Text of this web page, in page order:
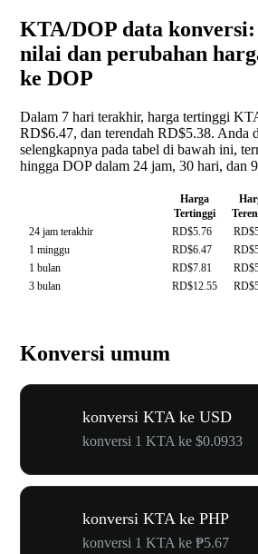
KTA/DOP data
nilai dan perubahan
ke DOP
Dalam 7 hari terakhir, harga tertinggi
RD$6.47, dan terendah RD$5.38. Anda
selengkapnya pada tabel di bawah ini,
hingga DOP dalam 24 jam, 30 hari, dan
Harga
Tertinggi
24 jam terakhir
RD$5.76
1 minggu
RD$6.47
1 bulan
RD$7.81
3 bulan
RD$12.55
Konversi umum
konversi KTA ke USD
konversi 1 KTA ke $0.0933
konversi KTA ke PHP
konversi 1 KTA ke ₱5.67